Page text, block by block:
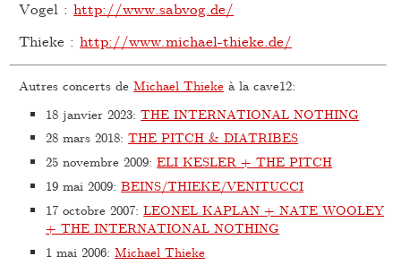
Vogel :http://www.sabvog.de/
Thieke :http://www.michael-thieke.de/
Autres concerts deMichael Thieke à la cave12:
18 janvier 2023:THE INTERNATIONAL NOTHING
28 mars 2018:THE PITCH & DIATRIBES
25 novembre 2009:ELI KESLER + THE PITCH
19 mai 2009:BEINS/THIEKE/VENITUCCI
17 octobre 2007:LEONEL KAPLAN + NATE WOOLEY
+ THE INTERNATIONAL NOTHING
1 mai 2006:Michael Thieke